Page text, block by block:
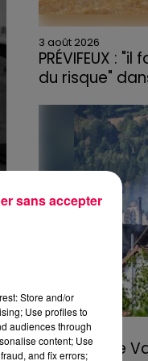
3 août 2026
PRÉVIFEUX :
du risque"
3 août 2026
Incendie de
Store and/or
Use profiles to
audiences through
content; Use
and fix errors;
sans accepter